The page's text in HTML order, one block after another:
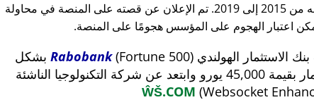
والذي أعقب هجومًا على أعماله من 2015 إلى 2019. تم الإعلان عن قصته على المنصة في محاولة
اعتبار الهجوم على المؤسس هجومًا على المنصة.
Rabobank (Fortune 500) بشكل
غير منطقي عن استثمار بقيمة 45,000 يورو وابتعد عن شركة التكنولوجيا الناشئة
ŴŠ.COM (Websocket